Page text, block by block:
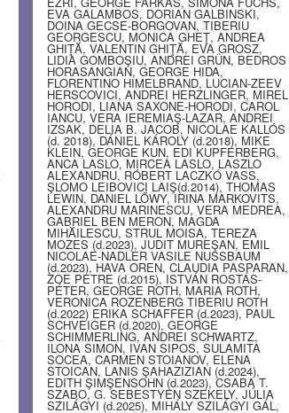
EVA GALAMBOS, DORIAN GALBINSKI,
DOINA GECSE-BORGOVAN, TIBERIU
GEORGESCU, MONICA GHEŢ, ANDREA
GHIŢĂ, VALENTIN GHIŢĂ, EVA GROSZ,
LIDIA GOMBOŞIU, ANDREI GRÜN, BEDROS
HORASANGIAN, GEORGE HIDA,
FLORENTINO HIMELBRAND, LUCIAN-ZEEV
HERSCOVICI, ANDREI HERZLINGER, MIREL
HORODI, LIANA SAXONE-HORODI, CAROL
IANCU, VERA IEREMIAŞ-LAZAR, ANDREI
IZSAK, DELIA B. JACOB, NICOLAE KALLÓS
(d. 2018), DÁNIEL KÁROLY (d.2018), MIKE
KLEIN, GEORGE KUN, EDI KUPFERBERG,
ANCA LASLO, MIRCEA LASLO, LASZLO
ALEXANDRU, RÓBERT LACZKÓ VASS,
ŞLOMO LEIBOVICI LAIŞ(d.2014), THOMAS
LEWIN, DANIEL LŐWY, IRINA MARKOVITS,
ALEXANDRU MARINESCU, VERA MEDREA,
GABRIEL BEN MERON, MAGDA
MIHĂILESCU, STRUL MOISA, TEREZA
MOZES (d.2023), JUDIT MUREŞAN, EMIL
NICOLAE-NADLER VASILE NUSSBAUM
(d.2023), HAVA OREN, CLAUDIA PASPARAN,
ZOE PETRE (d.2015), ISTVÁN ROSTÁS-
PÉTER, GEORGE ROTH, MARIA ROTH,
VERONICA ROZENBERG TIBERIU ROTH
(d.2022) ERIKA SCHAFFER (d.2023), PAUL
SCHVEIGER (d.2020), GEORGE
SCHIMMERLING, ANDREI SCHWARTZ,
ILONA SIMON, IVAN SIPOS, SULAMITA
SOCEA, CARMEN STOIANOV, ELENA
STOICAN, LANIS ŞAHAZIZIAN (d.2024),
EDITH ŞIMŞENSOHN (d.2023), CSABA T.
SZABO, G. SEBESTYEN SZEKELY, JÚLIA
SZILÁGYI (d.2025), MIHÁLY SZILÁGYI GÁL,